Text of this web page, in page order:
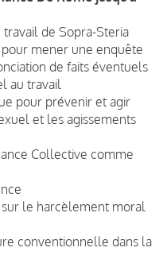
de Sopra-Steria
mener une enquête
de faits éventuels
au travail
pour prévenir et agir
et les agissements
Collective comme
le harcèlement moral
conventionnelle dans la